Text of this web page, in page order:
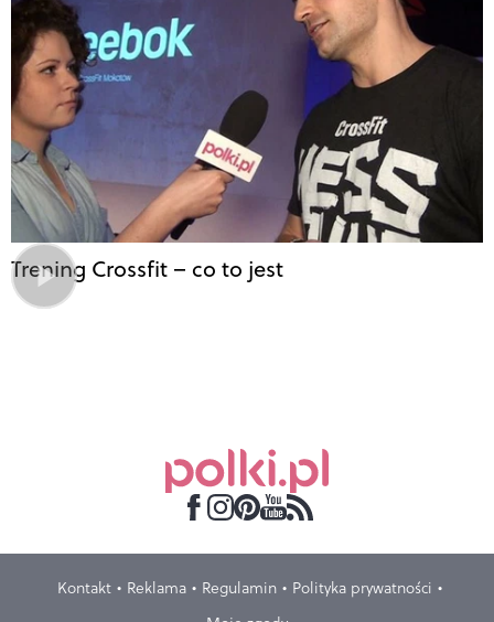
Trening Crossfit – co to jest
Kontakt Reklama Regulamin
Polityka prywatności